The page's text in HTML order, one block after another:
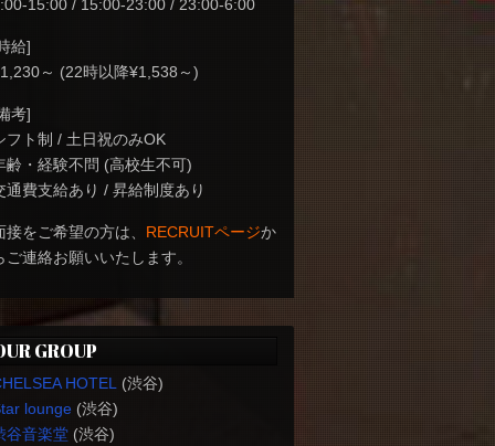
15:00 / 15:00-23:00 / 23:00-6:00
給]
～ (22時以降¥1,538～)
考]
フト制 / 土日祝のみOK
齢・経験不問 (高校生不可)
通費支給あり / 昇給制度あり
接をご希望の方は、 RECRUITページか
ご連絡お願いいたします。
GROUP
HOTEL
(渋谷)
lounge(渋谷)
谷音楽堂(渋谷)